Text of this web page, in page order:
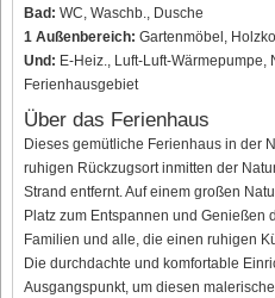
Bad: WC, Waschb., Dusche
1 Außenbereich: Gartenmöbel,
Und: E-Heiz., Luft-Luft-Wärmepumpe,
Ferienhausgebiet
Über das Ferienhaus
Dieses gemütliche Ferienhaus in der
ruhigen Rückzugsort inmitten der
Strand entfernt. Auf einem großen
Platz zum Entspannen und Genießen
Familien und alle, die einen ruhigen
Die durchdachte und komfortable
Ausgangspunkt, um diesen